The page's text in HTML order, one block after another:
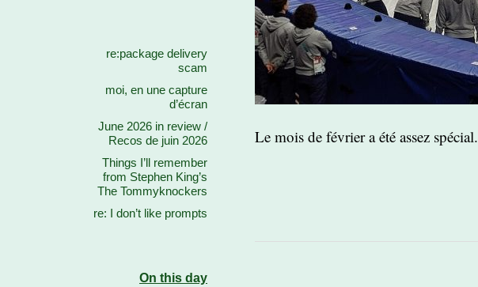
Le mois de février a été assez spécial.
re:package delivery
scam
moi, en une capture
d’écran
June 2026 in review /
Recos de juin 2026
Things I’ll remember
from Stephen King’s
The Tommyknockers
re: I don’t like prompts
On this day